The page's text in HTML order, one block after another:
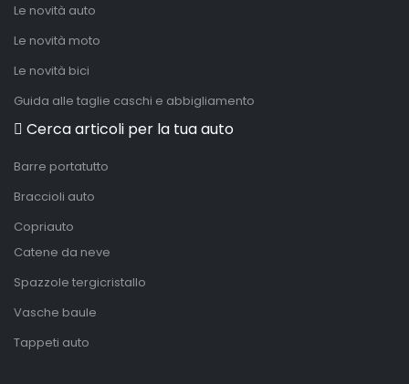
Le novità auto
Le novità moto
Le novità bici
Guida alle taglie caschi e abbigliamento
Cerca articoli per la tua auto
Barre portatutto
Braccioli auto
Copriauto
Catene da neve
Spazzole tergicristallo
Vasche baule
Tappeti auto